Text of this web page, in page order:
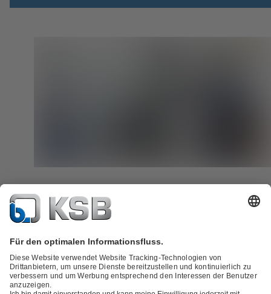
Lassen Sie uns gemeinsam prüfen, wo sich in Ihrem
Optimierungen lohnen. So sorgen Sie langfristig für bessere